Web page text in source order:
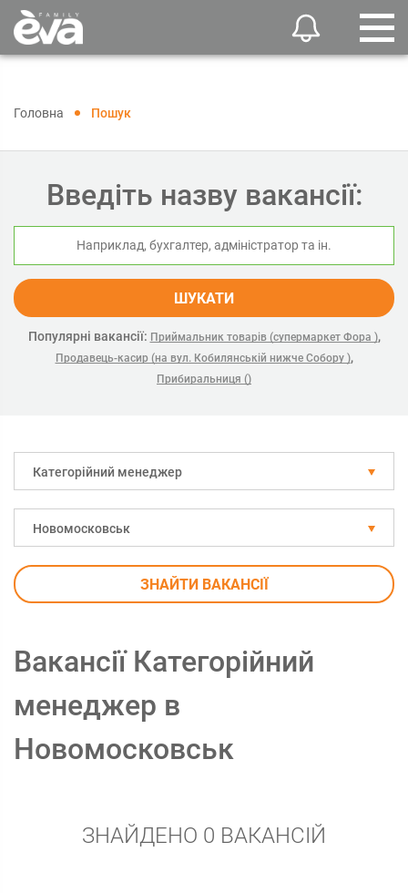
Головна Пошук
Введіть назву вакансії:
ШУКАТИ
Популярні вакансії: Приймальник товарів (супермаркет Фора ),
Продавець-касир (на вул. Кобилянській нижче Собору ),
Прибиральниця ()
Категорійний менеджер
Новомосковськ
ЗНАЙТИ ВАКАНСІЇ
Вакансії Категорійний
менеджер в
Новомосковськ
ЗНАЙДЕНО 0 ВАКАНСІЙ